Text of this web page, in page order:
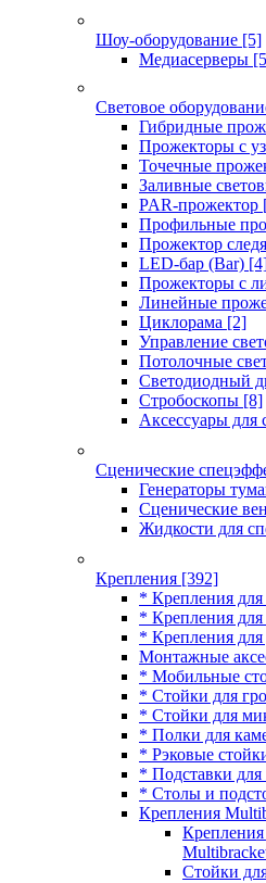
Шоу-оборудование [5]
Медиасерверы
Световое
Гибридные
Прожекторы с
Точечные
Заливные
PAR-прожектор
Профильные
Прожектор
LED-бар (Bar)
Прожекторы с
Линейные
Циклорама [2]
Управление
Потолочные
Светодиодный
Стробоскопы [8]
Аксессуары для
Сценические
Генераторы
Сценические
Жидкости для
Крепления [392]
* Крепления для
* Крепления для
* Крепления для
Монтажные
* Мобильные
* Стойки для
* Стойки для
* Полки для
* Рэковые
* Подставки
* Столы и
Крепления
Стойки